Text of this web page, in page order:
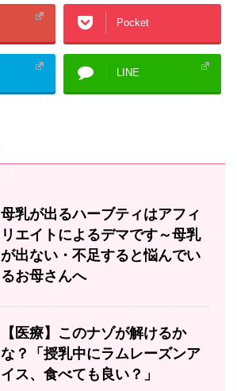
Pocket
LINE
母乳が出るハーブティはアフィ
リエイトによるデマです～母乳
が出ない・不足すると悩んでい
るお母さんへ
【医療】このナゾが解けるか
な？「授乳中にラムレーズンア
イス、食べても良い？」